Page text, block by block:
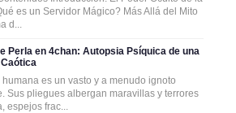
es un Servidor Mágico? Más Allá del Mito
d...
Perla en 4chan: Autopsia Psíquica de una
es un vasto y a menudo ignoto
Sus pliegues albergan maravillas y terrores
frac...